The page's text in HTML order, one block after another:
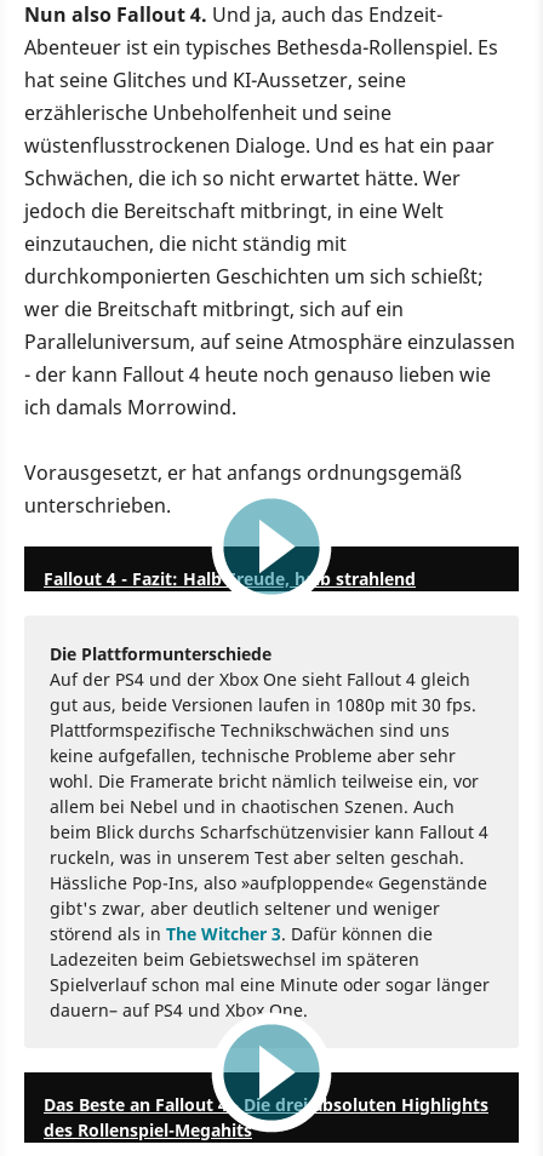
Nun also Fallout 4. Und ja, auch das Endzeit-
Abenteuer ist ein typisches Bethesda-Rollenspiel. Es
hat seine Glitches und KI-Aussetzer, seine
erzählerische Unbeholfenheit und seine
wüstenflusstrockenen Dialoge. Und es hat ein paar
Schwächen, die ich so nicht erwartet hätte. Wer
jedoch die Bereitschaft mitbringt, in eine Welt
einzutauchen, die nicht ständig mit
durchkomponierten Geschichten um sich schießt;
wer die Breitschaft mitbringt, sich auf ein
Paralleluniversum, auf seine Atmosphäre einzulassen
- der kann Fallout 4 heute noch genauso lieben wie
ich damals Morrowind.
Vorausgesetzt, er hat anfangs ordnungsgemäß
unterschrieben.
Fallout 4 - Fazit: Halb Freude, halb strahlend
Die Plattformunterschiede
Auf der PS4 und der Xbox One sieht Fallout 4 gleich
gut aus, beide Versionen laufen in 1080p mit 30 fps.
Plattformspezifische Technikschwächen sind uns
keine aufgefallen, technische Probleme aber sehr
wohl. Die Framerate bricht nämlich teilweise ein, vor
allem bei Nebel und in chaotischen Szenen. Auch
beim Blick durchs Scharfschützenvisier kann Fallout 4
ruckeln, was in unserem Test aber selten geschah.
Hässliche Pop-Ins, also »aufploppende« Gegenstände
gibt's zwar, aber deutlich seltener und weniger
störend als in The Witcher 3. Dafür können die
Ladezeiten beim Gebietswechsel im späteren
Spielverlauf schon mal eine Minute oder sogar länger
dauern– auf PS4 und Xbox One.
Das Beste an Fallout 4 - Die drei absoluten Highlights
des Rollenspiel-Megahits